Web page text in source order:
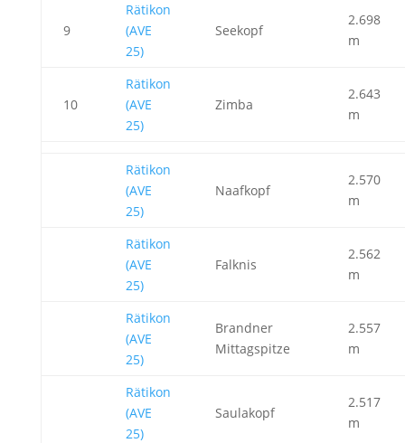
9
Rätikon
(AVE
25)
Seekopf
2.698
m
10
Rätikon
(AVE
25)
Zimba
2.643
m
Rätikon
(AVE
25)
Naafkopf
2.570
m
Rätikon
(AVE
25)
Falknis
2.562
m
Rätikon
(AVE
25)
Brandner
Mittagspitze
2.557
m
Rätikon
(AVE
25)
Saulakopf
2.517
m